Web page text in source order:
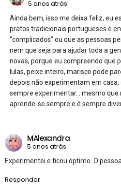
5 anos atrás
Ainda bem, isso me deixa feliz, eu
pratos tradicionais portugueses e
“complicados” ou que as pessoas
nem que seja para ajudar toda a
novas, porque eu compreendo que
lulas, peixe inteiro, marisco pode
depois não experimentam em casa,
sempre experimentar… mesmo que
aprende-se sempre e é sempre
MAlexandra
5 anos atrás
Experimentei e ficou óptimo. O
Responder